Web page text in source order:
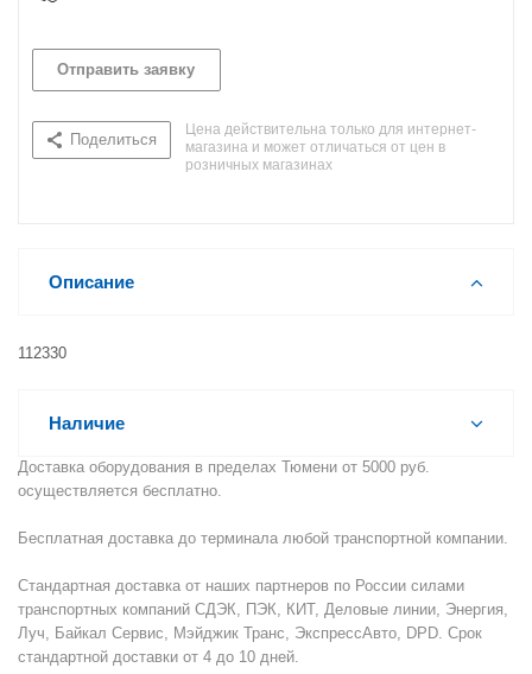
Отправить заявку
Поделиться
Цена действительна только для интернет-
магазина и может отличаться от цен в
розничных магазинах
Описание
112330
Наличие
Доставка оборудования в пределах Тюмени от 5000 руб.
осуществляется бесплатно.
Бесплатная доставка до терминала любой транспортной компании.
Стандартная доставка от наших партнеров по России силами
транспортных компаний СДЭК, ПЭК, КИТ, Деловые линии, Энергия,
Луч, Байкал Сервис, Мэйджик Транс, ЭкспрессАвто, DPD. Срок
стандартной доставки от 4 до 10 дней.